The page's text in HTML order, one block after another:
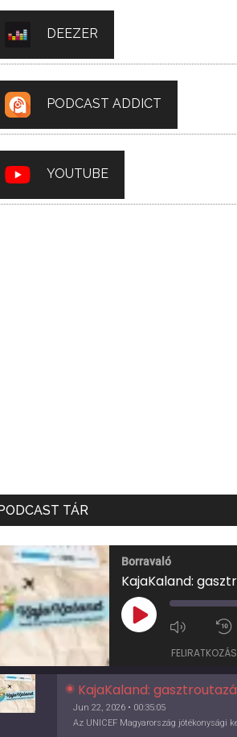
DEEZER
PODCAST ADDICT
YOUTUBE
TÁR
Borravaló
PLAY
EPISODE
FELIRATKOZÁS
KajaKaland: gasztroutazás a föld körül
Jun 22, 2026 • 00:35:05